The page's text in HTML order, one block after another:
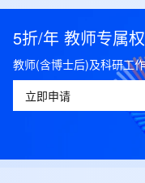
5折/年 教师专属
立即申请